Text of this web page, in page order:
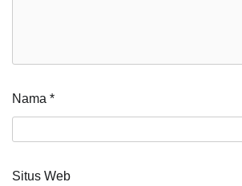
Nama *
Situs Web